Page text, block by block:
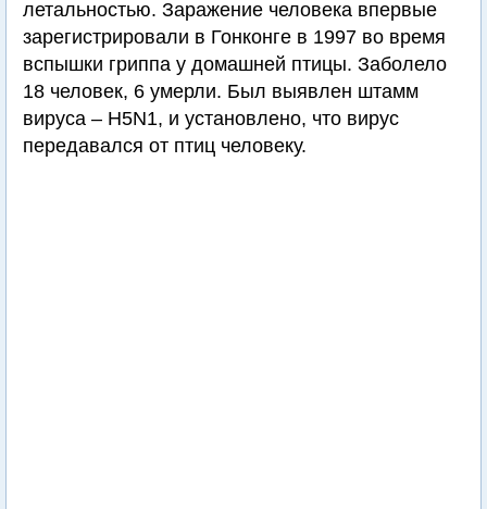
летальностью. Заражение человека впервые
зарегистрировали в Гонконге в 1997 во время
вспышки гриппа у домашней птицы. Заболело
18 человек, 6 умерли. Был выявлен штамм
вируса – H5N1, и установлено, что вирус
передавался от птиц человеку.